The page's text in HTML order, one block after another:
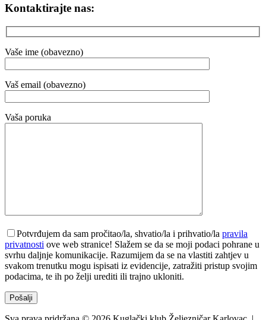
Kontaktirajte nas:
Vaše ime (obavezno)
Vaš email (obavezno)
Vaša poruka
Potvrđujem da sam pročitao/la, shvatio/la i prihvatio/la pravila
privatnosti ove web stranice! Slažem se da se moji podaci pohrane u
svrhu daljnje komunikacije. Razumijem da se na vlastiti zahtjev u
svakom trenutku mogu ispisati iz evidencije, zatražiti pristup svojim
podacima, te ih po želji urediti ili trajno ukloniti.